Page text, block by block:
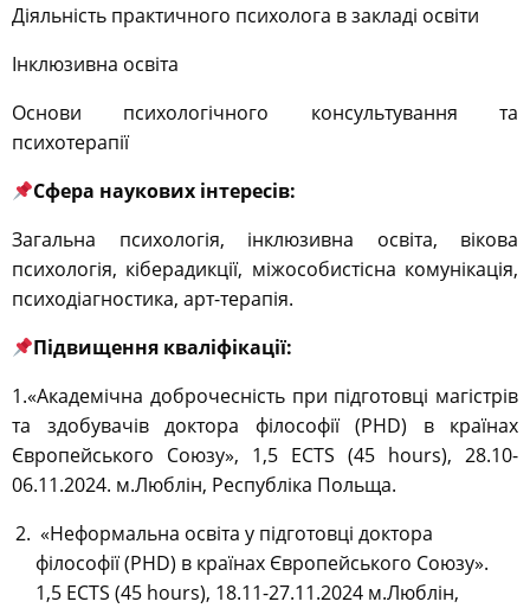
Діяльність практичного психолога в закладі освіти
Інклюзивна освіта
Основи психологічного консультування та
психотерапії
Сфера наукових інтересів:
Загальна психологія, інклюзивна освіта, вікова
психологія, кіберадикції, міжособистісна комунікація,
психодіагностика, арт-терапія.
Підвищення кваліфікації:
1.«Академічна доброчесність при підготовці магістрів
та здобувачів доктора філософії (PHD) в країнах
Європейського Союзу», 1,5 ECTS (45 hours), 28.10-
06.11.2024. м.Люблін, Республіка Польща.
«Неформальна освіта у підготовці доктора
філософії(PHD) в країнах Європейського Союзу».
1,5 ECTS (45 hours), 18.11-27.11.2024 м.Люблін,